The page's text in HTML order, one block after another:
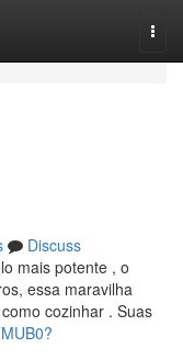
Discuss
mais potente , o
essa maravilha
cozinhar . Suas